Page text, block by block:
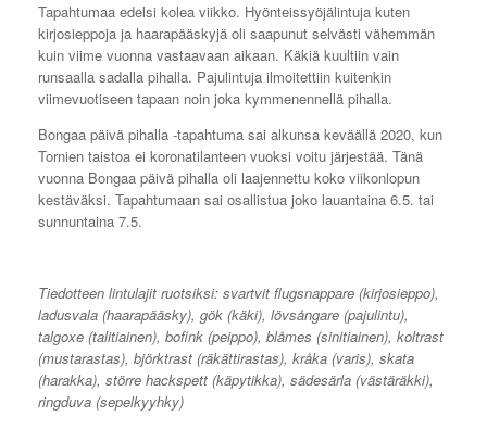
Tapahtumaa edelsi kolea viikko. Hyönteissyöjälintuja kuten
kirjosieppoja ja haarapääskyjä oli saapunut selvästi vähemmän
kuin viime vuonna vastaavaan aikaan. Käkiä kuultiin vain
runsaalla sadalla pihalla. Pajulintuja ilmoitettiin kuitenkin
viimevuotiseen tapaan noin joka kymmenennellä pihalla.
Bongaa päivä pihalla -tapahtuma sai alkunsa keväällä 2020, kun
Tornien taistoa ei koronatilanteen vuoksi voitu järjestää. Tänä
vuonna Bongaa päivä pihalla oli laajennettu koko viikonlopun
kestäväksi. Tapahtumaan sai osallistua joko lauantaina 6.5. tai
sunnuntaina 7.5.
Tiedotteen lintulajit ruotsiksi: svartvit flugsnappare (kirjosieppo),
ladusvala (haarapääsky), gök (käki), lövsångare (pajulintu),
talgoxe (talitiainen), bofink (peippo), blåmes (sinitiainen), koltrast
(mustarastas), björktrast (räkättirastas), kråka (varis), skata
(harakka), större hackspett (käpytikka), sädesärla (västäräkki),
ringduva (sepelkyyhky)